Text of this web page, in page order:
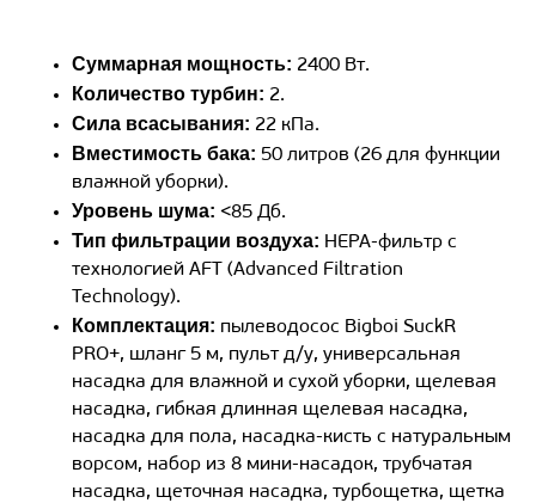
Суммарная мощность: 2400 Вт.
Количество турбин: 2.
Сила всасывания: 22 кПа.
Вместимость бака: 50 литров (26 для функции
влажной уборки).
Уровень шума: <85 Дб.
Тип фильтрации воздуха: HEPA-фильтр с
технологией AFT (Advanced Filtration
Technology).
Комплектация: пылеводосос Bigboi SuckR
PRO+, шланг 5 м, пульт д/у, универсальная
насадка для влажной и сухой уборки, щелевая
насадка, гибкая длинная щелевая насадка,
насадка для пола, насадка-кисть с натуральным
ворсом, набор из 8 мини-насадок, трубчатая
насадка, щеточная насадка, турбощетка, щетка